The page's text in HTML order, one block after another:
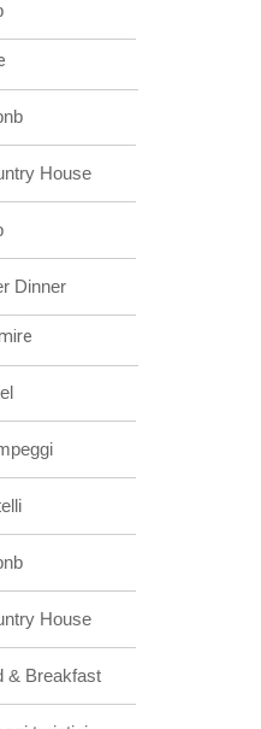
House
Dinner
House
& Breakfast